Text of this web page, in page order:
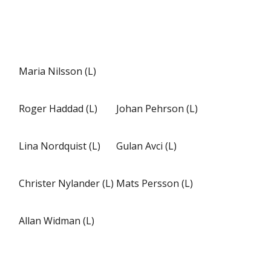
Maria Nilsson (L)
Roger Haddad (L) Johan Pehrson (L)
Lina Nordquist (L) Gulan Avci (L)
Christer Nylander (L) Mats Persson (L)
Allan Widman (L)